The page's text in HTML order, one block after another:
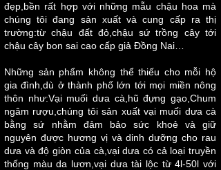
đẹp,bền rất hợp với những mẫu chậu hoa mà
chúng tôi đang sản xuất và cung cấp ra thị
trường:từ chậu đất đỏ,chậu sứ trồng cây tới
chậu cây bon sai cao cấp giả Đồng Nai…
Những sản phẩm không thể thiếu cho mỗi hộ
gia đình,dù ở thành phố lớn tới mọi miền nông
thôn như:Vại muối dưa cà,hũ đựng gạo,Chum
ngâm rượu,chúng tôi sản xuất vại muối dưa cà
bằng sứ nhằm đảm bảo sức khoẻ và giữ
nguyên được hương vị và dinh dưỡng cho rau
dưa và độ giòn của cà,vại dưa có cả loại truyền
thống màu da lươn,vại dưa tài lộc từ 4l-50l với